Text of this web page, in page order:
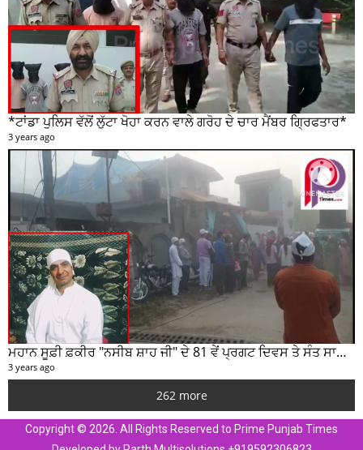
*ਟਾਂਡਾ ਪੁਲਿਸ ਵੱਲੋਂ ਲੁੱਟਾ ਖੋਹਾ ਕਰਨ ਵਾਲੇ ਗਰੋਹ ਦੇ ਚਾਰ ਮੈਂਬਰ ਗ੍ਰਿਫਤਾਰ*
3 years ago
ਮਹਾਨ ਸੂਫ਼ੀ ਫ਼ਕੀਰ "ਨਸੀਬ ਸ਼ਾਹ ਜੀ" ਦੇ 81 ਵੇਂ ਪ੍ਰਗਟ ਦਿਵਸ ਤੇ ਸੰਤ ਸਾਹਿਬ ਜੋਤ ਸਿੰਘ ਜੀ ਮਹਾਰਾਜ ਦੇ ਸੁਣੋ ਵਿਚਾਰ
3 years ago
262 more
Copyright © 2026. All Rights Reserved to Prime Punjab Times